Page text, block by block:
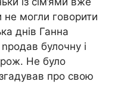
не могли говорити
днів Ганна
булочну і
Не було
про свою